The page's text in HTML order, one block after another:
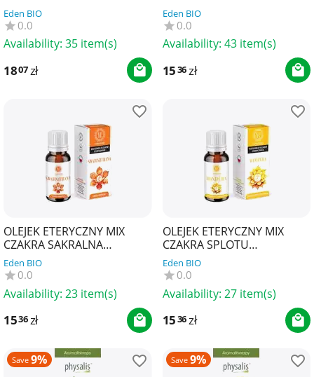
VISHUDDHA 10 ml - YOUR
CANDLE
Eden BIO
0.0
Availability: 35 item(s)
1807zł
MULADHARA 10 ml - YOUR
CANDLE
Eden BIO
0.0
Availability: 43 item(s)
1536zł
OLEJEK ETERYCZNY MIX
CZAKRA SAKRALNA
SWADHISTHANA 10 ml -
YOUR CANDLE
Eden BIO
0.0
Availability: 23 item(s)
1536zł
OLEJEK ETERYCZNY MIX
CZAKRA SPLOTU
SŁONECZNEGO MANIPURA
10 ml - YOUR CANDLE
Eden BIO
0.0
Availability: 27 item(s)
1536zł
Save 9% Save 9%